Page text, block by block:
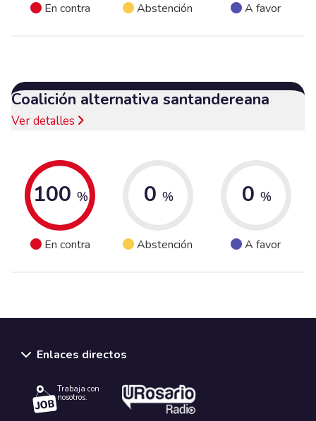
En contra Abstención A favor
Coalición alternativa santandereana
Ver detalles
100 %
En contra
0 %
Abstención
0 %
A favor
Enlaces directos
Trabaja con
nosotros.